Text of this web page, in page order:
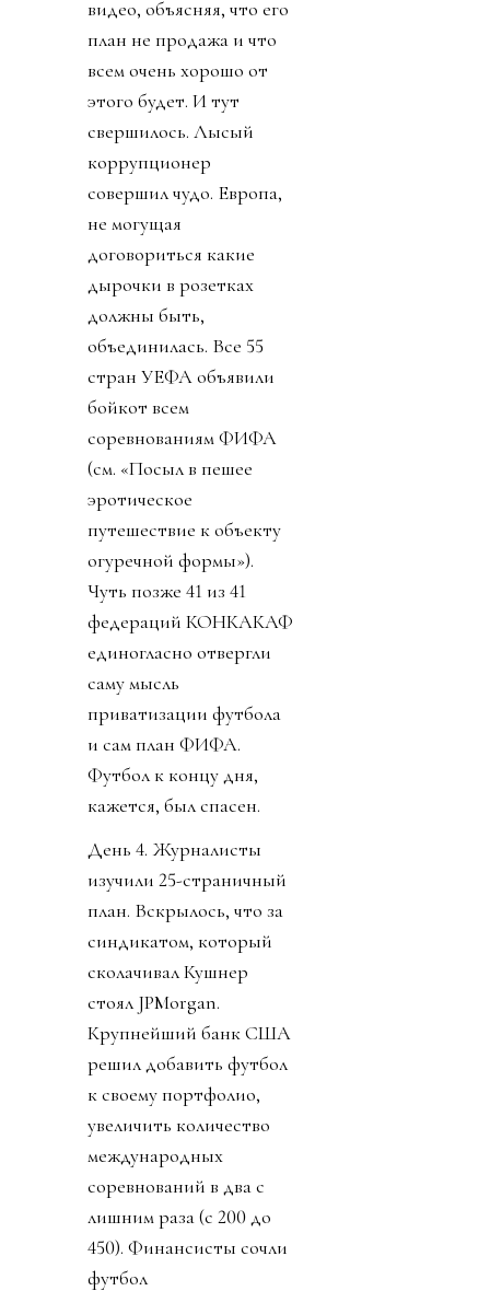
видео, объясняя, что его
план не продажа и что
всем очень хорошо от
этого будет. И тут
свершилось. Лысый
коррупционер
совершил чудо. Европа,
не могущая
договориться какие
дырочки в розетках
должны быть,
объединилась. Все 55
стран УЕФА объявили
бойкот всем
соревнованиям ФИФА
(см. «Посыл в пешее
эротическое
путешествие к объекту
огуречной формы»).
Чуть позже 41 из 41
федераций КОНКАКАФ
единогласно отвергли
саму мысль
приватизации футбола
и сам план ФИФА.
Футбол к концу дня,
кажется, был спасен.
День 4. Журналисты
изучили 25-страничный
план. Вскрылось, что за
синдикатом, который
сколачивал Кушнер
стоял JPMorgan.
Крупнейший банк США
решил добавить футбол
к своему портфолио,
увеличить количество
международных
соревнований в два с
лишним раза (с 200 до
450). Финансисты сочли
футбол